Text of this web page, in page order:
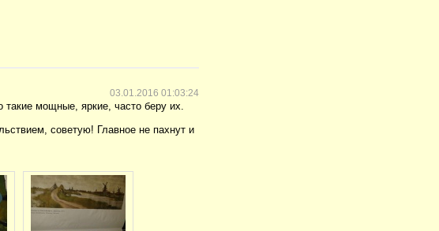
03.01.2016 01:03:24
такие мощные, яркие, часто беру их.
советую! Главное не пахнут и